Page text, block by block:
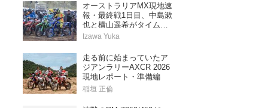
オーストラリアMX現地速
報・最終戦1日目、中島漱
也と横山遥希がタイムア
タック予選に挑む
Izawa Yuka
走る前に始まっていたア
ジアンラリーAXCR 2026
現地レポート・準備編
稲垣 正倫